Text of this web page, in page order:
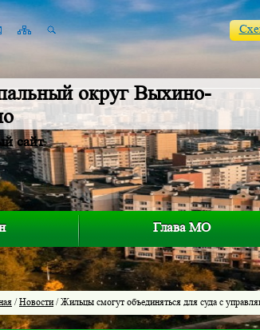
округ Выхино-
сайт
Глава МО
/Новости/ Жильцы смогут объединяться для суда с